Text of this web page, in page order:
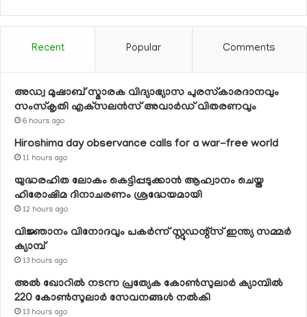
Recent Popular Comments
അഡ്വ മുഷാബ് സ്മാരക വിദ്യാഭ്യാസ പുരസ്‌കാരദാനവും
സംസ്‌കൃതി എക്‌സലന്‍സ് അവാര്‍ഡ് വിതരണവും
6 hours ago
Hiroshima day observance calls for a war-free world
11 hours ago
യുദ്ധരഹിത ലോകം കെട്ടിപ്പടുക്കാന്‍ ആഹ്വാനം ചെയ്ത
ഹിരോഷിമ ദിനാചരണം ശ്രദ്ധേയമായി
12 hours ago
വിജ്ഞാനം വിനോദവും പകര്‍ന്ന് സ്റ്റുഡന്റ്‌സ് ഇന്ത്യ സമ്മര്‍
ക്യാമ്പ്
13 hours ago
അല്‍ ഖോറില്‍ നടന്ന പ്രത്യേക കോണ്‍സുലാര്‍ ക്യാമ്പില്‍
220 കോണ്‍സുലാര്‍ സേവനങ്ങള്‍ നല്‍കി
13 hours ago